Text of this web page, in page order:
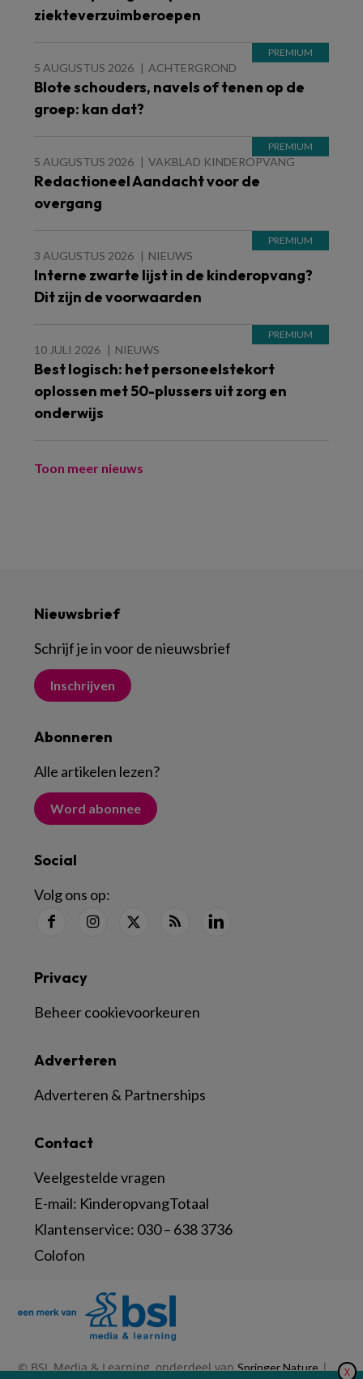
ziekteverzuimberoepen
5 AUGUSTUS 2026 ACHTERGROND
Blote schouders, navels of tenen op de
groep: kan dat?
5 AUGUSTUS 2026 VAKBLAD KINDEROPVANG
Redactioneel Aandacht voor de
overgang
3 AUGUSTUS 2026 NIEUWS
Interne zwarte lijst in de kinderopvang?
Dit zijn de voorwaarden
10 JULI 2026 NIEUWS
Best logisch: het personeelstekort
oplossen met 50-plussers uit zorg en
onderwijs
Toon meer nieuws
Nieuwsbrief
Schrijf je in voor de nieuwsbrief
Inschrijven
Abonneren
Alle artikelen lezen?
Word abonnee
Social
Volg ons op:
Contact
Veelgestelde vragen
E-mail: KinderopvangTotaal
Klantenservice: 030 – 638 3736
Colofon
Adverteren
Adverteren & Partnerships
Privacy
Beheer cookievoorkeuren
© BSL Media & Learning, onderdeel van Springer Nature | X